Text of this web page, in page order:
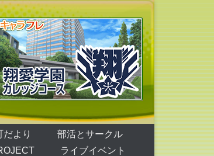
だより
部活とサークル
ライブイベント